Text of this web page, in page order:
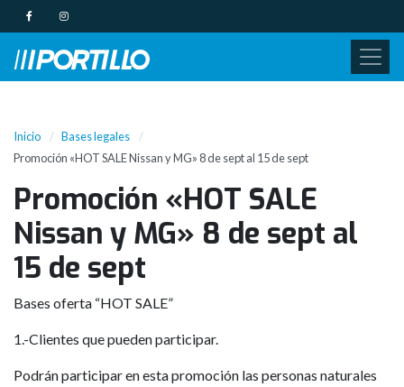
Inicio
Bases legales
Promoción «HOT SALE Nissan y MG» 8 de sept al 15 de sept
Promoción «HOT SALE
Nissan y MG» 8 de sept al
15 de sept
Bases oferta “HOT SALE”
1.-Clientes que pueden participar.
Podrán participar en esta promoción las personas naturales